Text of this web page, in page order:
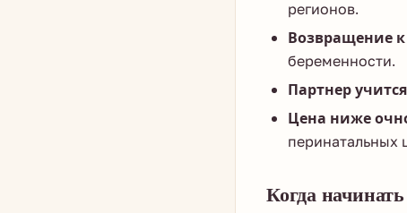
регионов.
Возвращение
беременности.
Партнер
Цена ниже
перинатальных
Когда